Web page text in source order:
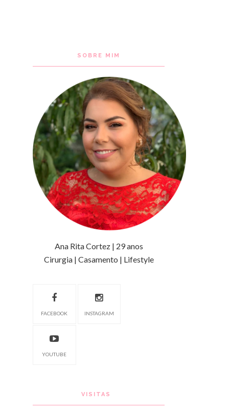
SOBRE MIM
Ana Rita Cortez | 29 anos
Cirurgia | Casamento | Lifestyle
FACEBOOK INSTAGRAM
YOUTUBE
VISITAS